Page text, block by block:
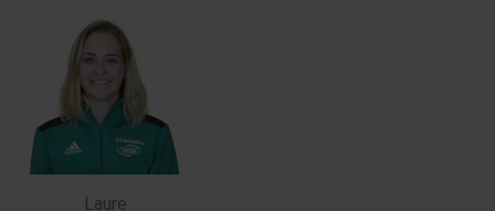
Laure